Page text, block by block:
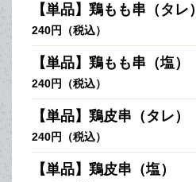
【単品】鶏もも串（タレ）
240円（税込）
【単品】鶏もも串（塩）
240円（税込）
【単品】鶏皮串（タレ）
240円（税込）
【単品】鶏皮串（塩）